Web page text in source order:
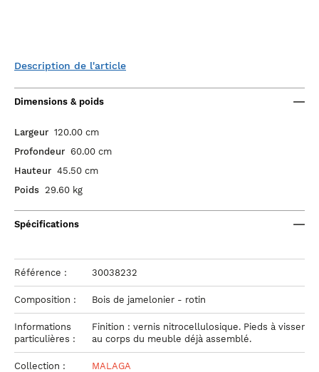
Description de l'article
Dimensions & poids
Largeur 120.00 cm
Profondeur 60.00 cm
Hauteur 45.50 cm
Poids 29.60 kg
Spécifications
Référence : 30038232
Composition : Bois de jamelonier - rotin
Informations
particulières :
Finition : vernis nitrocellulosique. Pieds à visser
au corps du meuble déjà assemblé.
Collection : MALAGA